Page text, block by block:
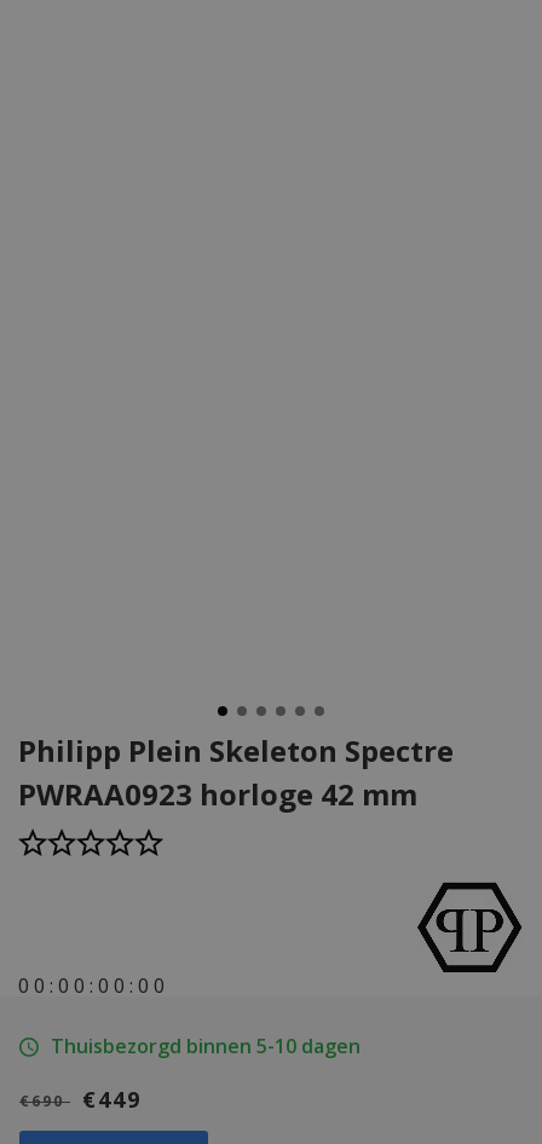
Philipp Plein Skeleton Spectre
PWRAA0923 horloge 42 mm
0 0 : 0 0 : 0 0 : 0 0
Thuisbezorgd binnen 5-10 dagen
€690 €449